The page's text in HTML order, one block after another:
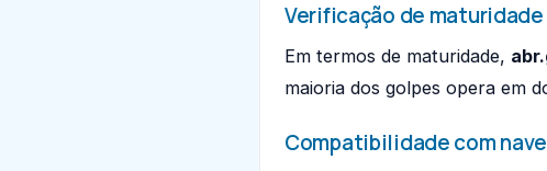
Verificação de maturidade
Em termos de maturidade,
maioria dos golpes opera em
Compatibilidade com